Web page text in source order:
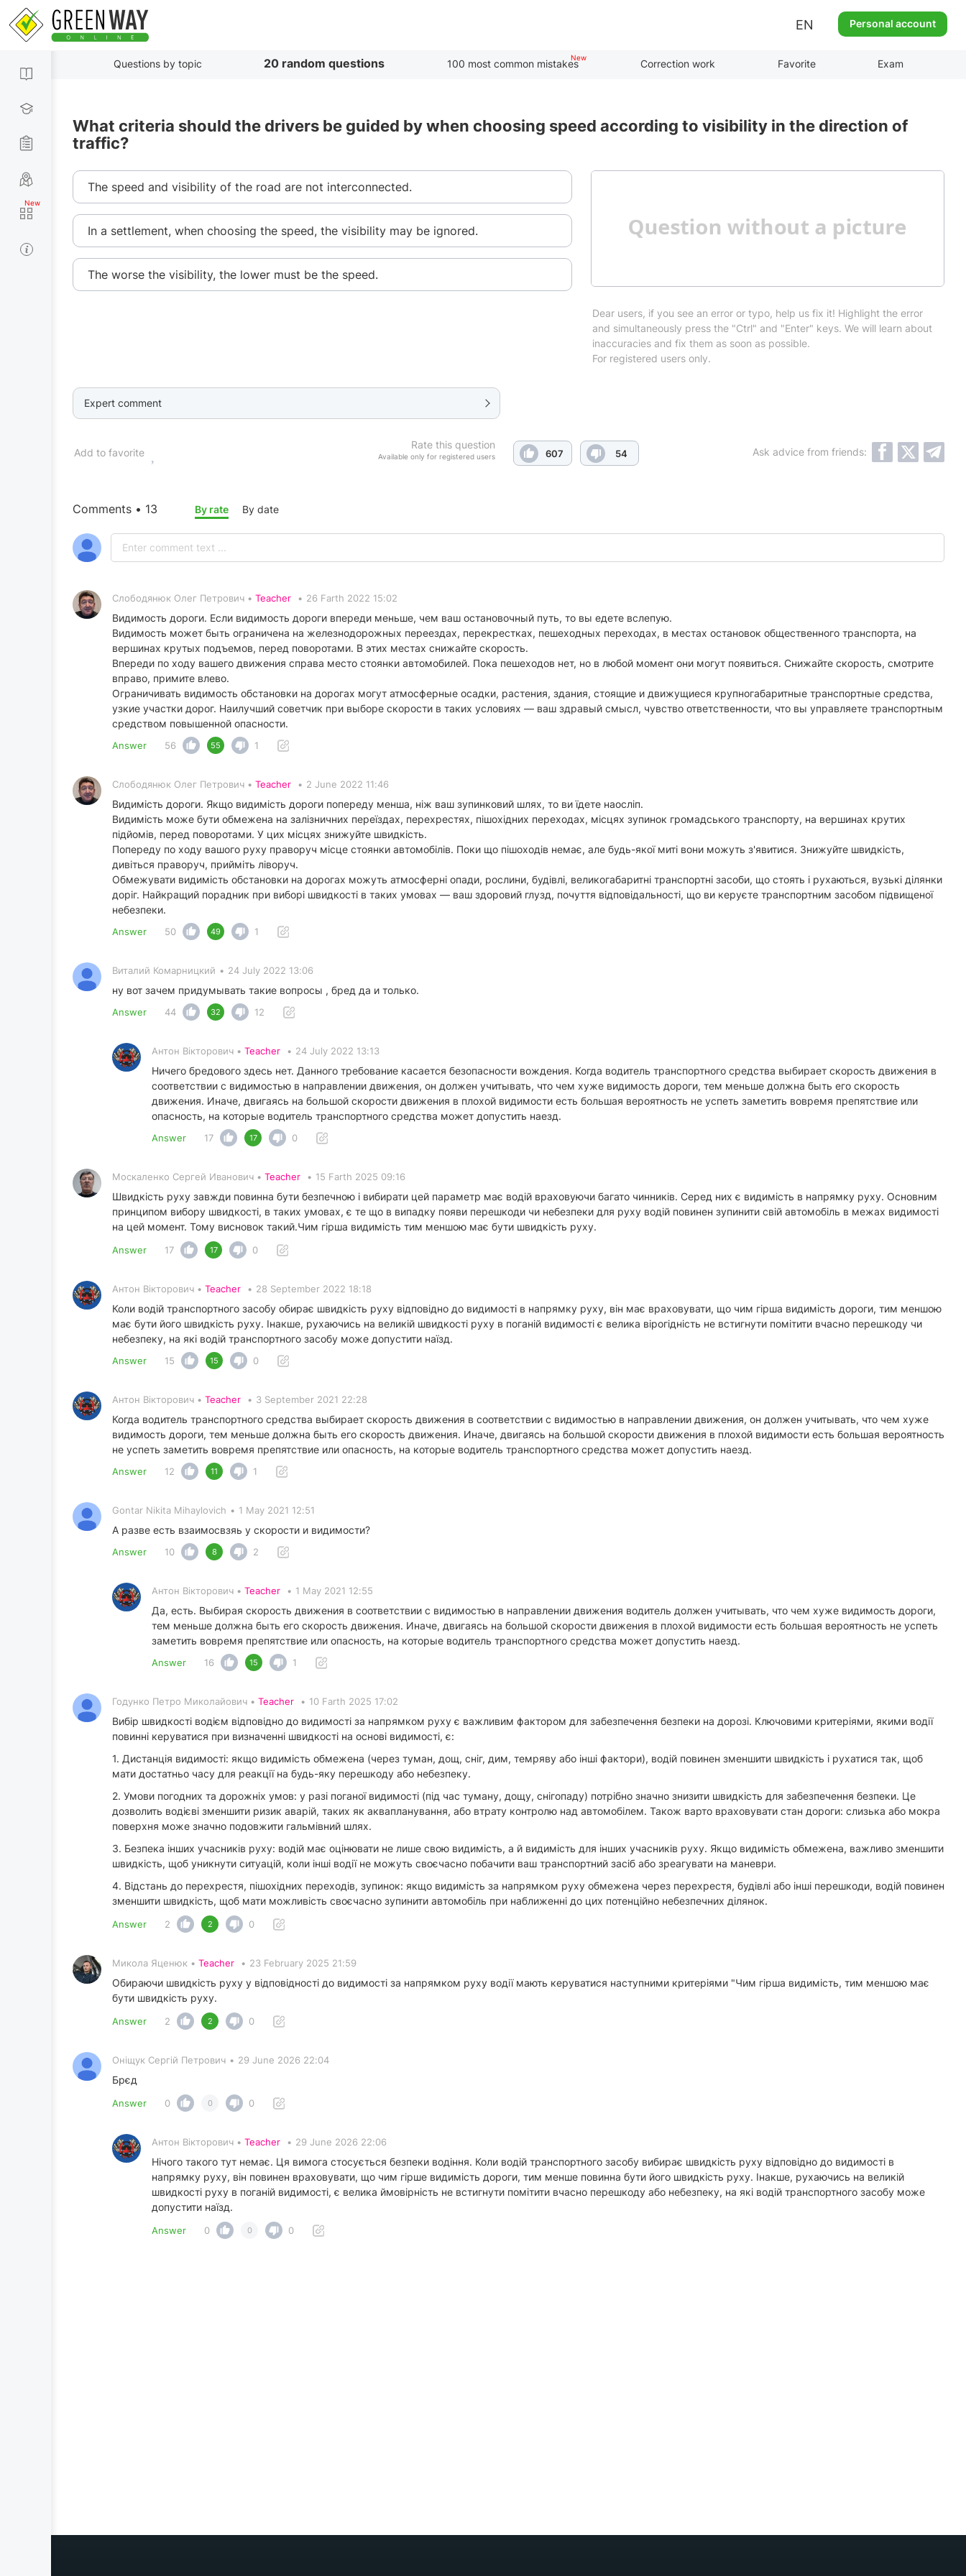
EN Personal account
Questions by topic 20 random questions 100 most common mistakes Correction work Favorite Exam
What criteria should the drivers be guided by when choosing speed according to visibility in the direction of
traffic?
The speed and visibility of the road are not interconnected.
In a settlement, when choosing the speed, the visibility may be ignored.
The worse the visibility, the lower must be the speed.
Dear users, if you see an error or typo, help us fix it! Highlight the error
and simultaneously press the "Ctrl" and "Enter" keys. We will learn about
inaccuracies and fix them as soon as possible.
For registered users only.
Expert comment
Rate this question
Available only for registered users 607 54
Add to favorite Ask advice from friends:
Comments • 13 By rate By date
Слободянюк Олег Петрович • Teacher • 26 Farth 2022 15:02
Видимость дороги. Если видимость дороги впереди меньше, чем ваш остановочный путь, то вы едете вслепую.
Видимость может быть ограничена на железнодорожных переездах, перекрестках, пешеходных переходах, в местах остановок общественного транспорта, на
вершинах крутых подъемов, перед поворотами. В этих местах снижайте скорость.
Впереди по ходу вашего движения справа место стоянки автомобилей. Пока пешеходов нет, но в любой момент они могут появиться. Снижайте скорость, смотрите
вправо, примите влево.
Ограничивать видимость обстановки на дорогах могут атмосферные осадки, растения, здания, стоящие и движущиеся крупногабаритные транспортные средства,
узкие участки дорог. Наилучший советчик при выборе скорости в таких условиях — ваш здравый смысл, чувство ответственности, что вы управляете транспортным
средством повышенной опасности.
Answer 56 55 1
Слободянюк Олег Петрович • Teacher • 2 June 2022 11:46
Видимість дороги. Якщо видимість дороги попереду менша, ніж ваш зупинковий шлях, то ви їдете наосліп.
Видимість може бути обмежена на залізничних переїздах, перехрестях, пішохідних переходах, місцях зупинок громадського транспорту, на вершинах крутих
підйомів, перед поворотами. У цих місцях знижуйте швидкість.
Попереду по ходу вашого руху праворуч місце стоянки автомобілів. Поки що пішоходів немає, але будь-якої миті вони можуть з'явитися. Знижуйте швидкість,
дивіться праворуч, прийміть ліворуч.
Обмежувати видимість обстановки на дорогах можуть атмосферні опади, рослини, будівлі, великогабаритні транспортні засоби, що стоять і рухаються, вузькі ділянки
доріг. Найкращий порадник при виборі швидкості в таких умовах — ваш здоровий глузд, почуття відповідальності, що ви керуєте транспортним засобом підвищеної
небезпеки.
Answer 50 49 1
Виталий Комарницкий • 24 July 2022 13:06
ну вот зачем придумывать такие вопросы , бред да и только.
Answer 44 32 12
Антон Вікторович • Teacher • 24 July 2022 13:13
Ничего бредового здесь нет. Данного требование касается безопасности вождения. Когда водитель транспортного средства выбирает скорость движения в
соответствии с видимостью в направлении движения, он должен учитывать, что чем хуже видимость дороги, тем меньше должна быть его скорость
движения. Иначе, двигаясь на большой скорости движения в плохой видимости есть большая вероятность не успеть заметить вовремя препятствие или
опасность, на которые водитель транспортного средства может допустить наезд.
Answer 17 17 0
Москаленко Сергей Иванович • Teacher • 15 Farth 2025 09:16
Швидкість руху завжди повинна бути безпечною і вибирати цей параметр має водій враховуючи багато чинників. Серед них є видимість в напрямку руху. Основним
принципом вибору швидкості, в таких умовах, є те що в випадку появи перешкоди чи небезпеки для руху водій повинен зупинити свій автомобіль в межах видимості
на цей момент. Тому висновок такий.Чим гірша видимість тим меншою має бути швидкість руху.
Answer 17 17 0
Антон Вікторович • Teacher • 28 September 2022 18:18
Коли водій транспортного засобу обирає швидкість руху відповідно до видимості в напрямку руху, він має враховувати, що чим гірша видимість дороги, тим меншою
має бути його швидкість руху. Інакше, рухаючись на великій швидкості руху в поганій видимості є велика вірогідність не встигнути помітити вчасно перешкоду чи
небезпеку, на які водій транспортного засобу може допустити наїзд.
Answer 15 15 0
Антон Вікторович • Teacher • 3 September 2021 22:28
Когда водитель транспортного средства выбирает скорость движения в соответствии с видимостью в направлении движения, он должен учитывать, что чем хуже
видимость дороги, тем меньше должна быть его скорость движения. Иначе, двигаясь на большой скорости движения в плохой видимости есть большая вероятность
не успеть заметить вовремя препятствие или опасность, на которые водитель транспортного средства может допустить наезд.
Answer 12 11 1
Gontar Nikita Mihaylovich • 1 May 2021 12:51
А разве есть взаимосвзяь у скорости и видимости?
Answer 10 8 2
Антон Вікторович • Teacher • 1 May 2021 12:55
Да, есть. Выбирая скорость движения в соответствии с видимостью в направлении движения водитель должен учитывать, что чем хуже видимость дороги,
тем меньше должна быть его скорость движения. Иначе, двигаясь на большой скорости движения в плохой видимости есть большая вероятность не успеть
заметить вовремя препятствие или опасность, на которые водитель транспортного средства может допустить наезд.
Answer 16 15 1
Годунко Петро Миколайович • Teacher • 10 Farth 2025 17:02
Вибір швидкості водієм відповідно до видимості за напрямком руху є важливим фактором для забезпечення безпеки на дорозі. Ключовими критеріями, якими водії
повинні керуватися при визначенні швидкості на основі видимості, є:
1. Дистанція видимості: якщо видимість обмежена (через туман, дощ, сніг, дим, темряву або інші фактори), водій повинен зменшити швидкість і рухатися так, щоб
мати достатньо часу для реакції на будь-яку перешкоду або небезпеку.
2. Умови погодних та дорожніх умов: у разі поганої видимості (під час туману, дощу, снігопаду) потрібно значно знизити швидкість для забезпечення безпеки. Це
дозволить водієві зменшити ризик аварій, таких як аквапланування, або втрату контролю над автомобілем. Також варто враховувати стан дороги: слизька або мокра
поверхня може значно подовжити гальмівний шлях.
3. Безпека інших учасників руху: водій має оцінювати не лише свою видимість, а й видимість для інших учасників руху. Якщо видимість обмежена, важливо зменшити
швидкість, щоб уникнути ситуацій, коли інші водії не можуть своєчасно побачити ваш транспортний засіб або зреагувати на маневри.
4. Відстань до перехрестя, пішохідних переходів, зупинок: якщо видимість за напрямком руху обмежена через перехрестя, будівлі або інші перешкоди, водій повинен
зменшити швидкість, щоб мати можливість своєчасно зупинити автомобіль при наближенні до цих потенційно небезпечних ділянок.
Answer 2 2 0
Микола Яценюк • Teacher • 23 February 2025 21:59
Обираючи швидкість руху у відповідності до видимості за напрямком руху водії мають керуватися наступними критеріями "Чим гірша видимість, тим меншою має
бути швидкість руху.
Answer 2 2 0
Оніщук Сергій Петрович • 29 June 2026 22:04
Брєд
Answer 0 0 0
Антон Вікторович • Teacher • 29 June 2026 22:06
Нічого такого тут немає. Ця вимога стосується безпеки водіння. Коли водій транспортного засобу вибирає швидкість руху відповідно до видимості в
напрямку руху, він повинен враховувати, що чим гірше видимість дороги, тим менше повинна бути його швидкість руху. Інакше, рухаючись на великій
швидкості руху в поганій видимості, є велика ймовірність не встигнути помітити вчасно перешкоду або небезпеку, на які водій транспортного засобу може
допустити наїзд.
Answer 0 0 0